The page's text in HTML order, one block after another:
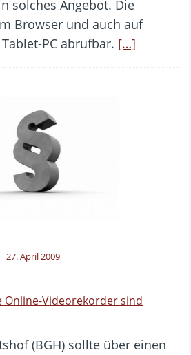
solches Angebot. Die
Browser und auch auf
PC abrufbar. […]
27. April 2009
Videorekorder sind
(BGH) sollte über einen